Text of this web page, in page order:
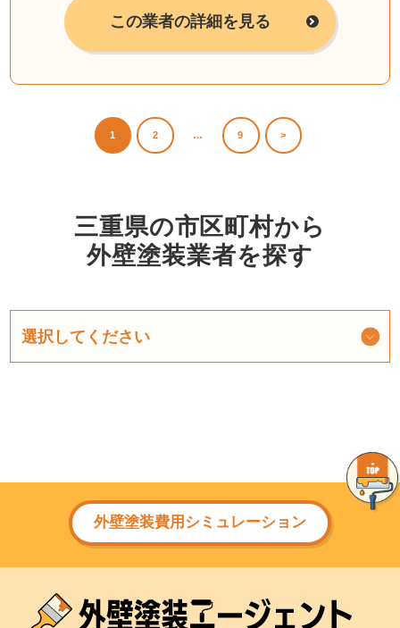
この業者の詳細を見る
1 2 … 9 >
三重県の市区町村から
外壁塗装業者を探す
外壁塗装費用シミュレーション